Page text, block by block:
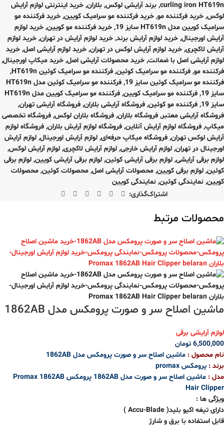
curling iron HT619n
, برند آرایشی لوکس, بلاران, خرید اینترنتی لوازم آرایش
لوکس, خرید فرکننده مو, خرید فرکننده مو سرامیک کویین, خرید فرکننده مو
سرامیک کویین مدل HT619n سایز 19
, خرید فرکننده مو کویین, خرید لوازم
آرایش اورجینال, خرید لوازم آرایش برند, خرید لوازم آرایش در تهران, خرید لوازم
آرایش لاکچری, خرید لوازم آرایش لوکس در تهران, خرید لوازم آرایشی اصل, خرید
لوازم آرایشی اصل با ضمانت, خرید محصولات آرایشی اصل, خرید میکاپ اورجینال,
فرکننده مو, فرکننده مو سرامیک کوئین, فرکننده مو سرامیک کوئین HT619n
,
فرکننده مو سرامیک کوئین سایز 19
,
فرکننده مو سرامیک کوئین مدل HT619n
سایز 19
, فرکننده مو سرامیک کویین,
فرکننده مو سرامیک کویین مدل HT619n
سایز 19
, فرکننده مو کوئین, فروشگاه آرایشی بلاران, فروشگاه آرایشی تهران,
فروشگاه آرایشی معتبر, فروشگاه بلاران, فروشگاه بلاران لوکس, فروشگاه تخصصی
میکاپ, فروشگاه لوازم آرایش آنلاین, فروشگاه لوازم آرایش بلاران, فروشگاه لوازم
آرایش لوکس تهران, فروشگاه میکاپ حرفه‌ای, لوازم آرایش اورجینال, لوازم آرایش
اورجینال در تهران, لوازم آرایش خارجی, لوازم آرایش لاکچری, لوازم آرایش لوکس,
لوازم برقی آرایشی, لوازم برقی آرایشی کوئین, لوازم برقی آرایشی کویین, لوازم برقی
کوئین, لوازم برقی کویین, محصولات آرایشی اصل, محصولات کوئین, محصولات
کویین, نمایندگی کوئین, نمایندگی کویین
اشتراک‌گذاری:
محصولات مرتبط
ماشین اصلاح سر و صورت پرومکس مدل 1862AB
لوازم آرایشی برقی
6,500,000 تومان
نام محصول : ماشین اصلاح سر و صورت پرومکس مدل 1862AB
برند : پرومکس promax
مدل : ماشین اصلاح سر و صورت
مدل 1862AB پرومکس Promax 1862AB
Hair Clipper
ویژگی ها :
دارای تیغه اکیو بلید( Accu-Blade )
قابل استفاده با برق و شارژ